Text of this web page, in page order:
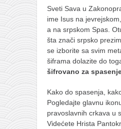
Sveti Sava u
ime Isus na
a na srpskom Spas.
šta znači srpsko
se izborite sa svim
šiframa dolazite do
šifrovano za
Kako do spasenja,
Pogledajte glavnu
pravoslavnih crkava u
Videćete Hrista